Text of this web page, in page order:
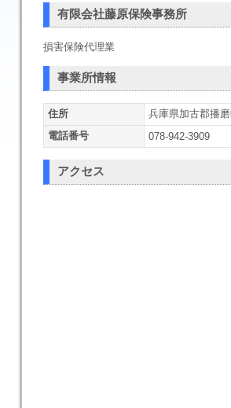
有限会社藤原保険事務所
損害保険代理業
事業所情報
住所
兵庫県加古郡播
電話番号
078-942-3909
アクセス